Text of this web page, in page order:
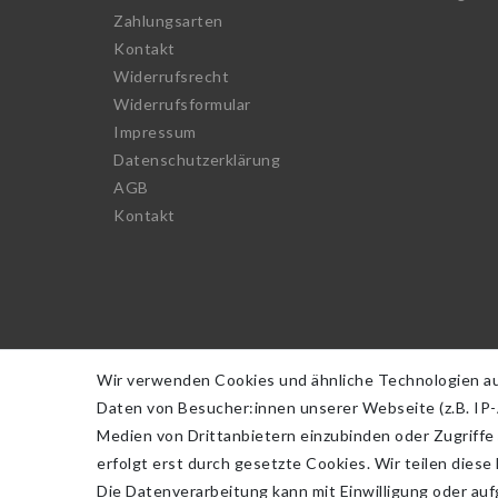
Zahlungsarten
Kontakt
Widerrufs­recht
Widerrufs­formular
Impressum
Daten­schutz­erklärung
AGB
Kontakt
Wir verwenden Cookies und ähnliche Technologien
Daten von Besucher:innen unserer Webseite (z.B.
Medien von Drittanbietern einzubinden oder
erfolgt erst durch gesetzte Cookies. Wir teilen
Die Datenverarbeitung kann mit Einwilligung oder